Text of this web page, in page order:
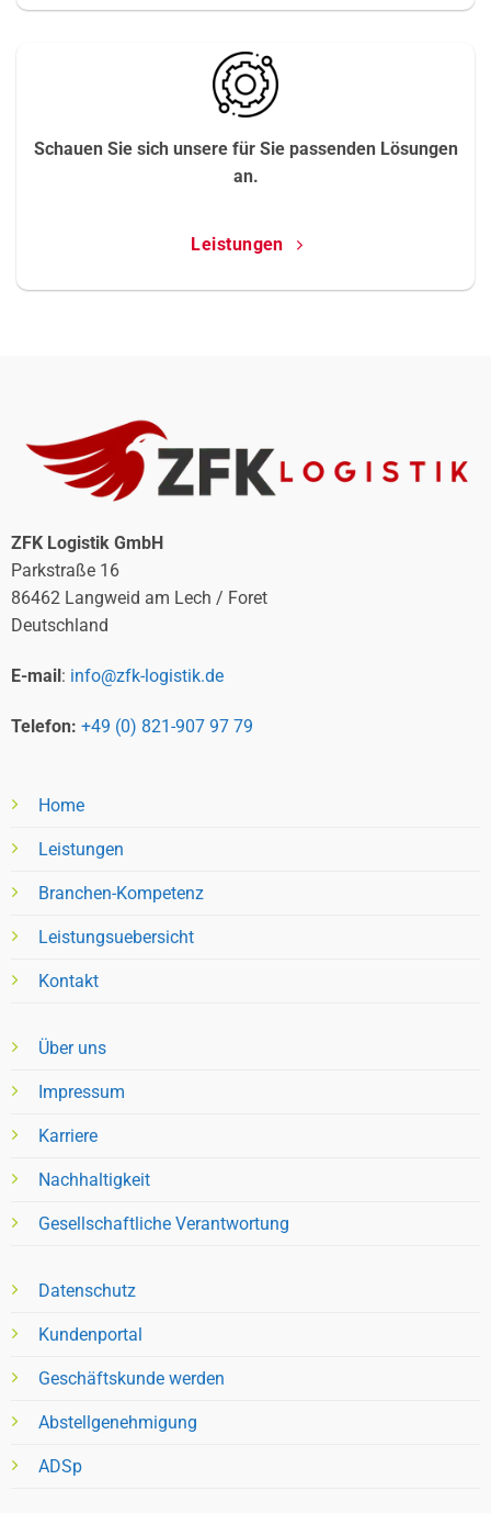
Schauen Sie sich unsere für Sie passenden Lösungen
an.
Leistungen
ZFK Logistik GmbH
Parkstraße 16
86462 Langweid am Lech / Foret
Deutschland
E-mail: info@zfk-logistik.de
Telefon: +49 (0) 821-907 97 79
Home
Leistungen
Branchen-Kompetenz
Leistungsuebersicht
Kontakt
Über uns
Impressum
Karriere
Nachhaltigkeit
Gesellschaftliche Verantwortung
Datenschutz
Kundenportal
Geschäftskunde werden
Abstellgenehmigung
ADSp